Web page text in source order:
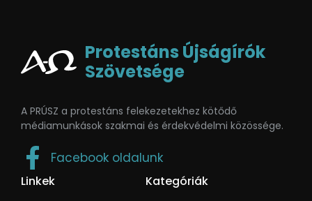
Protestáns Újságírók
Szövetsége
A PRÚSZ a protestáns felekezetekhez kötődő
médiamunkások szakmai és érdekvédelmi közössége.
Facebook oldalunk
Linkek Kategóriák